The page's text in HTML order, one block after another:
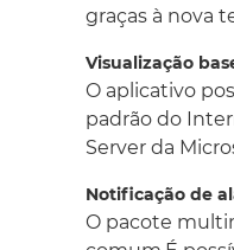
graças à nova
Visualização
O aplicativo
padrão do
Server da
Notificação de
O pacote